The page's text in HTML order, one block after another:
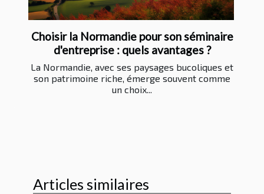
Choisir la Normandie pour son séminaire
d'entreprise : quels avantages ?
La Normandie, avec ses paysages bucoliques et
son patrimoine riche, émerge souvent comme
un choix...
Articles similaires